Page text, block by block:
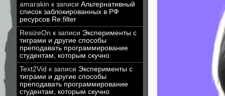
amarakin к записи Альтернативный
список заблокированных в РФ
ресурсов Re:filter
ResizeOn к записи Эксперименты с
тиграми и другие способы
преподавать программирование
студентам, которым скучно
Text2Vid к записи Эксперименты с
тиграми и другие способы
преподавать программирование
студентам, которым скучно